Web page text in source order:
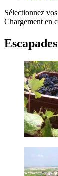
Sélectionnez
Chargement en